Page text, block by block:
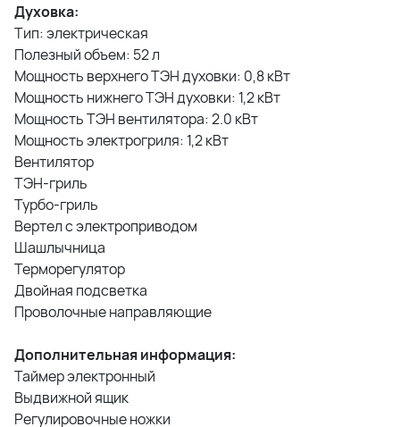
Духовка:
Тип: электрическая
Полезный объем: 52 л
Мощность верхнего ТЭН духовки: 0,8 кВт
Мощность нижнего ТЭН духовки: 1,2 кВт
Мощность ТЭН вентилятора: 2.0 кВт
Мощность электрогриля: 1,2 кВт
Вентилятор
ТЭН-гриль
Турбо-гриль
Вертел с электроприводом
Шашлычница
Терморегулятор
Двойная подсветка
Проволочные направляющие
Дополнительная информация:
Таймер электронный
Выдвижной ящик
Регулировочные ножки